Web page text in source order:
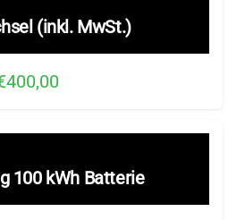
(inkl. MwSt.)
100 kWh Batterie